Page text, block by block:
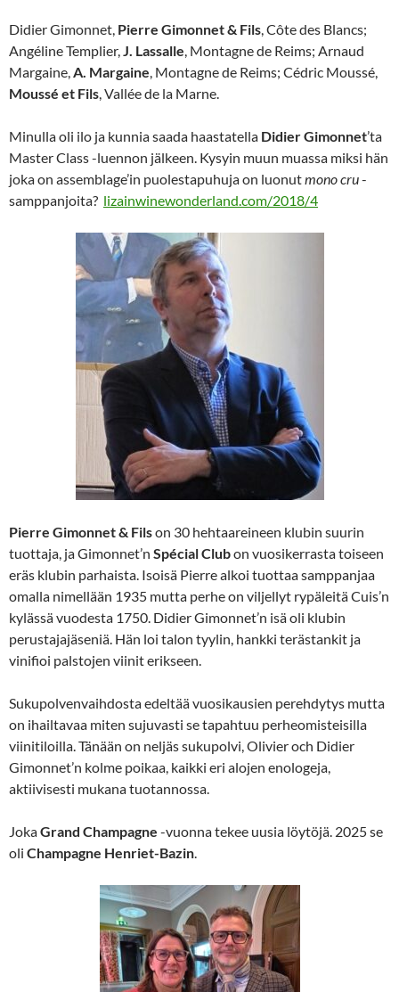
Didier Gimonnet, Pierre Gimonnet & Fils, Côte des Blancs;
Angéline Templier,J. Lassalle, Montagne de Reims; Arnaud
Margaine,A. Margaine, Montagne de Reims; Cédric Moussé,
Moussé et Fils, Vallée de la Marne.
Minulla oli ilo ja kunnia saada haastatella Didier Gimonnet’ta
Master Class -luennon jälkeen. Kysyin muun muassa miksi hän
joka on assemblage’in puolestapuhuja on luonutmono cru-
samppanjoita? lizainwinewonderland.com/2018/4
Pierre Gimonnet & Filson 30 hehtaareineen klubin suurin
tuottaja, ja Gimonnet’n Spécial Clubon vuosikerrasta toiseen
eräs klubin parhaista. Isoisä Pierre alkoi tuottaa samppanjaa
omalla nimellään 1935 mutta perhe on viljellyt rypäleitä Cuis’n
kylässä vuodesta 1750. Didier Gimonnet’n isä oli klubin
perustajajäseniä. Hän loi talon tyylin, hankki terästankit ja
vinifioi palstojen viinit erikseen.
Sukupolvenvaihdosta edeltää vuosikausien perehdytys mutta
on ihailtavaa miten sujuvasti se tapahtuu perheomisteisilla
viinitiloilla. Tänään on neljäs sukupolvi,Olivier och Didier
Gimonnet’n kolme poikaa, kaikki eri alojen enologeja,
aktiivisesti mukana tuotannossa.
JokaGrand Champagne -vuonna tekee uusia löytöjä. 2025 se
oli Champagne Henriet-Bazin.